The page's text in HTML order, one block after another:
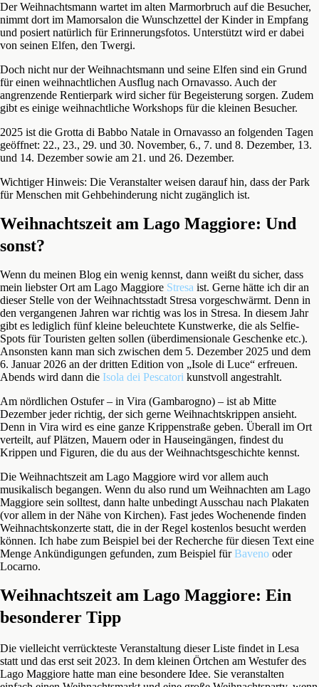
Der Weihnachtsmann wartet im alten Marmorbruch auf die Besucher,
nimmt dort im Mamorsalon die Wunschzettel der Kinder in Empfang
und posiert natürlich für Erinnerungsfotos. Unterstützt wird er dabei
von seinen Elfen, den Twergi.
Doch nicht nur der Weihnachtsmann und seine Elfen sind ein Grund
für einen weihnachtlichen Ausflug nach Ornavasso. Auch der
angrenzende Rentierpark wird sicher für Begeisterung sorgen. Zudem
gibt es einige weihnachtliche Workshops für die kleinen Besucher.
2025 ist die Grotta di Babbo Natale in Ornavasso an folgenden Tagen
geöffnet: 22., 23., 29. und 30. November, 6., 7. und 8. Dezember, 13.
und 14. Dezember sowie am 21. und 26. Dezember.
Wichtiger Hinweis: Die Veranstalter weisen darauf hin, dass der Park
für Menschen mit Gehbehinderung nicht zugänglich ist.
Weihnachtszeit am Lago Maggiore: Und
sonst?
Wenn du meinen Blog ein wenig kennst, dann weißt du sicher, dass
mein liebster Ort am Lago Maggiore Stresa ist. Gerne hätte ich dir an
dieser Stelle von der Weihnachtsstadt Stresa vorgeschwärmt. Denn in
den vergangenen Jahren war richtig was los in Stresa. In diesem Jahr
gibt es lediglich fünf kleine beleuchtete Kunstwerke, die als Selfie-
Spots für Touristen gelten sollen (überdimensionale Geschenke etc.).
Ansonsten kann man sich zwischen dem 5. Dezember 2025 und dem
6. Januar 2026 an der dritten Edition von „Isole di Luce“ erfreuen.
Abends wird dann die Isola dei Pescatori kunstvoll angestrahlt.
Am nördlichen Ostufer – in Vira (Gambarogno) – ist ab Mitte
Dezember jeder richtig, der sich gerne Weihnachtskrippen ansieht.
Denn in Vira wird es eine ganze Krippenstraße geben. Überall im Ort
verteilt, auf Plätzen, Mauern oder in Hauseingängen, findest du
Krippen und Figuren, die du aus der Weihnachtsgeschichte kennst.
Die Weihnachtszeit am Lago Maggiore wird vor allem auch
musikalisch begangen. Wenn du also rund um Weihnachten am Lago
Maggiore sein solltest, dann halte unbedingt Ausschau nach Plakaten
(vor allem in der Nähe von Kirchen). Fast jedes Wochenende finden
Weihnachtskonzerte statt, die in der Regel kostenlos besucht werden
können. Ich habe zum Beispiel bei der Recherche für diesen Text eine
Menge Ankündigungen gefunden, zum Beispiel fürBaveno oder
Locarno.
Weihnachtszeit am Lago Maggiore: Ein
besonderer Tipp
Die vielleicht verrückteste Veranstaltung dieser Liste findet in Lesa
statt und das erst seit 2023. In dem kleinen Örtchen am Westufer des
Lago Maggiore hatte man eine besondere Idee. Sie veranstalten